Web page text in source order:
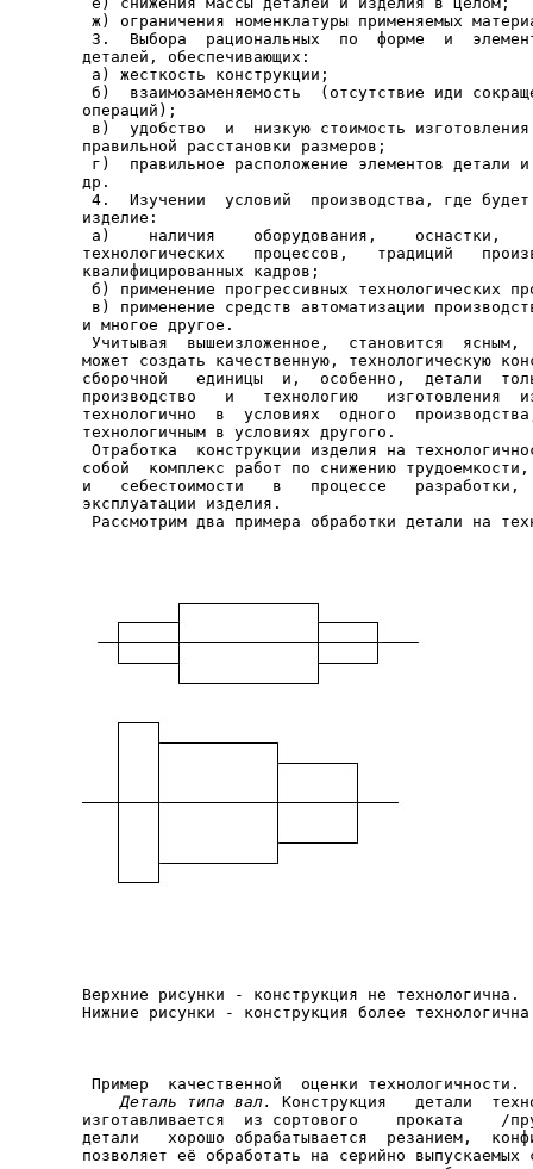
ж) ограничения номенклатуры применяемых
3.  Выбора  рациональных  по  форме  и
деталей, обеспечивающих:
а) жесткость конструкции;
б)  взаимозаменяемость  (отсутствие иди
операций);
в)  удобство  и  низкую стоимость
правильной расстановки размеров;
г)  правильное расположение элементов детали
др.
4.  Изучении  условий  производства, где будет
изделие:
а)    наличия    оборудования,    оснастки,
технологических   процессов,   традиций
квалифицированных кадров;
б) применение прогрессивных технологических
в) применение средств автоматизации
и многое другое.
Учитывая  вышеизложенное,  становится  ясным,
может создать качественную, технологическую
сборочной   единицы  и,  особенно,  детали
производство   и   технологию   изготовления
технологично  в  условиях  одного
технологичным в условиях другого.
Отработка  конструкции изделия на
собой  комплекс работ по снижению трудоемкости,
и   себестоимости   в   процессе   разработки,
эксплуатации изделия.
Верхние рисунки - конструкция не технологична.
Пример  качественной  оценки технологичности.
Деталь типа вал.
Конструкция   детали
изготавливается  из сортового    проката    /
детали   хорошо обрабатывается  резанием,
позволяет её обработать на серийно выпускаемых